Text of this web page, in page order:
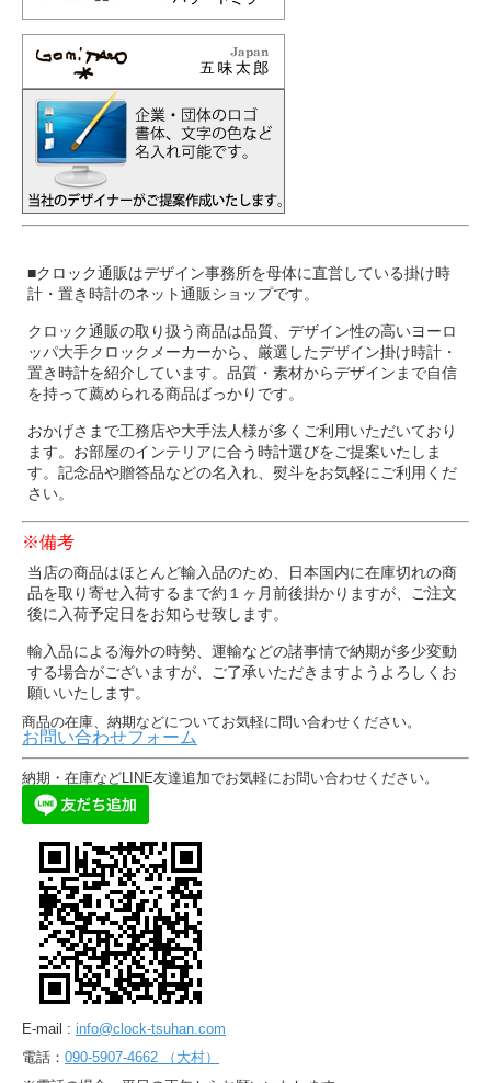
■クロック通販はデザイン事務所を母体に直営している掛け時
計・置き時計のネット通販ショップです。
クロック通販の取り扱う商品は品質、デザイン性の高いヨーロ
ッパ大手クロックメーカーから、厳選したデザイン掛け時計・
置き時計を紹介しています。品質・素材からデザインまで自信
を持って薦められる商品ばっかりです。
おかげさまで工務店や大手法人様が多くご利用いただいており
ます。お部屋のインテリアに合う時計選びをご提案いたしま
す。記念品や贈答品などの名入れ、熨斗をお気軽にご利用くだ
さい。
※備考
当店の商品はほとんど輸入品のため、日本国内に在庫切れの商
品を取り寄せ入荷するまで約１ヶ月前後掛かりますが、ご注文
後に入荷予定日をお知らせ致します。
輸入品による海外の時勢、運輸などの諸事情で納期が多少変動
する場合がございますが、ご了承いただきますようよろしくお
願いいたします。
商品の在庫、納期などについてお気軽に問い合わせください。
お問い合わせフォーム
納期・在庫などLINE友達追加でお気軽にお問い合わせください。
E-mail : info@clock-tsuhan.com
電話： 090-5907-4662 （大村）